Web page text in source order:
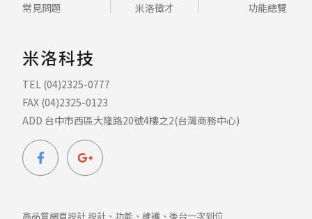
常見問題 米洛徵才 功能總覽
米洛科技
TEL (04)2325-0777
FAX (04)2325-0123
ADD 台中市西區大隆路20號4樓之2(台灣商務中心)
高品質網頁設計 設計、功能、維護、後台一次到位